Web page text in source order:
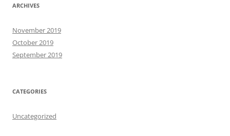
ARCHIVES
November 2019
October 2019
September 2019
CATEGORIES
Uncategorized